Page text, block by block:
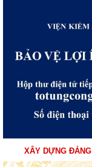
XÂY DỰNG ĐẢNG